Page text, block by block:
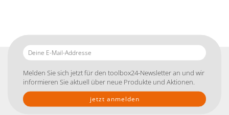
Deine
E-
Addresse
Melden Sie sich jetzt für den toolbox24-Newsletter an und wir
informieren Sie aktuell über neue Produkte und Aktionen.